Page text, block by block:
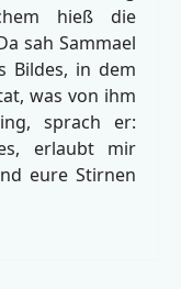
hieß die
sah Sammael
Bildes, in dem
was von ihm
sprach er:
erlaubt mir
eure Stirnen